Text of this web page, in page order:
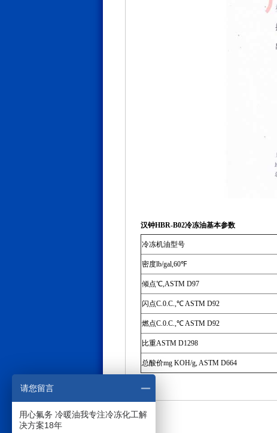
汉钟HBR-B02冷冻油基本参数
冷冻机油型号
密度lb/gal,60℉
倾点℃,ASTM D97
闪点C.0.C.,℃ ASTM D92
燃点C.0.C.,℃ ASTM D92
比重ASTM D1298
总酸价mg KOH/g, ASTM D664
请您留言
用心氟务 冷暖油我专注冷冻化工解
决方案18年